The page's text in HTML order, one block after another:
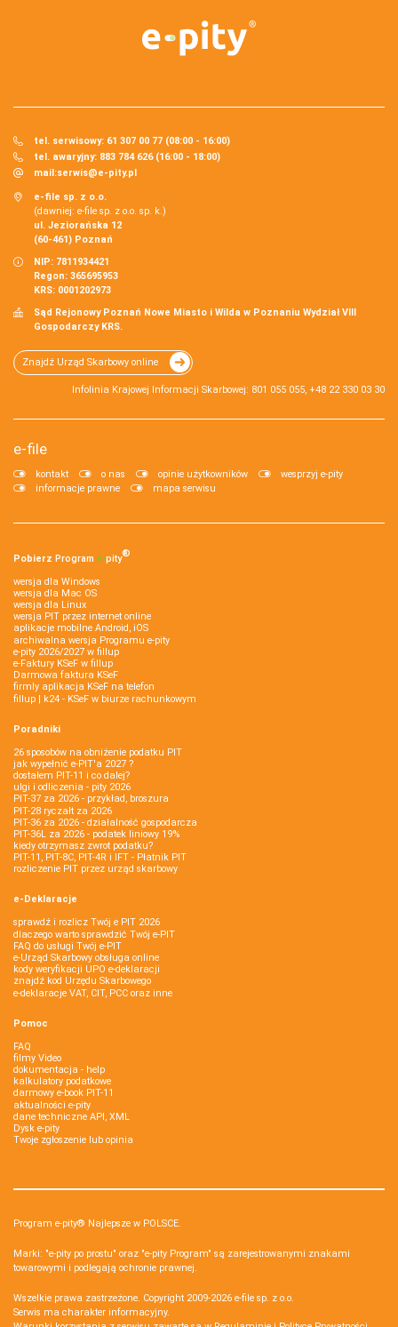
tel. serwisowy: 61 307 00 77 (08:00 - 16:00)
tel. awaryjny: 883 784 626 (16:00 - 18:00)
mail:serwis@e-pity.pl
e-file sp. z o.o.
(dawniej: e-file sp. z o.o. sp. k.)
ul. Jeziorańska 12
(60-461) Poznań
NIP: 7811934421
Regon: 365695953
KRS: 0001202973
Sąd Rejonowy Poznań Nowe Miasto i Wilda w Poznaniu Wydział VIII
Gospodarczy KRS.
Znajdź Urząd Skarbowy online
Infolinia Krajowej Informacji Skarbowej: 801 055 055, +48 22 330 03 30
e-file
kontakt o nas opinie użytkowników
wesprzyj e-pity
informacje prawne
mapa serwisu
Pobierz Program e‑pity®
wersja dla Windows
wersja dla Mac OS
wersja dla Linux
wersja PIT przez internet online
aplikacje mobilne Android, iOS
archiwalna wersja Programu e-pity
e-pity 2026/2027 w fillup
e‑Faktury KSeF w fillup
Darmowa faktura KSeF
firmly aplikacja KSeF na telefon
fillup | k24 - KSeF w biurze rachunkowym
Poradniki
26 sposobów na obniżenie podatku PIT
jak wypełnić e-PIT'a 2027 ?
dostałem PIT-11 i co dalej?
ulgi i odliczenia - pity 2026
PIT-37 za 2026 - przykład, broszura
PIT-28 ryczałt za 2026
PIT-36 za 2026 - działalność gospodarcza
PIT-36L za 2026 - podatek liniowy 19%
kiedy otrzymasz zwrot podatku?
PIT-11, PIT-8C, PIT-4R i IFT - Płatnik PIT
rozliczenie PIT przez urząd skarbowy
e-Deklaracje
sprawdź i rozlicz Twój e PIT 2026
dlaczego warto sprawdzić Twój e-PIT
FAQ do usługi Twój e-PIT
e-Urząd Skarbowy obsługa online
kody weryfikacji UPO e-deklaracji
znajdź kod Urzędu Skarbowego
e-deklaracje VAT, CIT, PCC oraz inne
Pomoc
FAQ
filmy Video
dokumentacja - help
kalkulatory podatkowe
darmowy e-book PIT-11
aktualności e-pity
dane techniczne API, XML
Dysk e-pity
Twoje zgłoszenie lub opinia
Program e-pity® Najlepsze w POLSCE.
Marki: "e-pity po prostu" oraz "e-pity Program" są zarejestrowanymi znakami
towarowymi i podlegają ochronie prawnej.
Wszelkie prawa zastrzeżone. Copyright 2009-2026 e-file sp. z o.o.
Serwis ma charakter informacyjny.